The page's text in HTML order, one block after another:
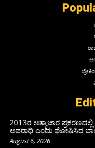
2013ರ ಅತ್ಯಾಚಾರ
ಅಪರಾಧಿ ಎಂದು ಘೋಷಿಸಿದ
August 6, 2026